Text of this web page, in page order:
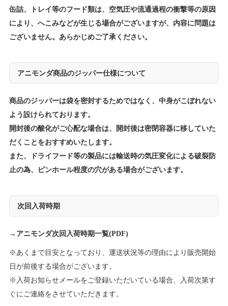
缶詰、トレイ等のフード類は、空気圧や流通過程の衝撃等の原因
により、へこみなどが生じる場合がございますが、内容に問題は
ございません。あらかじめご了承ください。
アニモンダ商品のジッパー仕様について
商品のジッパーは袋を密封するためではなく、中身がこぼれない
よう設けられております。
開封後の酸化がご心配な場合は、開封後は密閉容器に移していた
だくことをおすすめいたします。
また、ドライフード等の製品には輸送時の気圧変化による破裂防
止の為、ピンホール程度の穴がある場合がございます。
次回入荷時期
→ アニモンダ次回入荷時期一覧(PDF)
※あくまで目安となっており、運送状況等の理由により販売開始
日が前後する場合がございます。
※入荷お知らせメールをご登録いただいている場合、入荷次第す
ぐにご連絡をさせていただきます。